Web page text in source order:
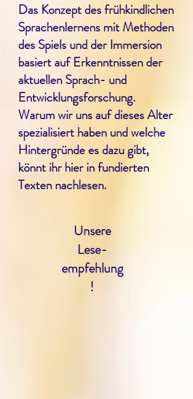
Das Konzept des frühkindlichen
Sprachenlernens mit Methoden
des Spiels und der Immersion
basiert auf Erkenntnissen der
aktuellen Sprach- und
Entwicklungsforschung.
Warum wir uns auf dieses Alter
spezialisiert haben und welche
Hintergründe es dazu gibt,
könnt ihr hier in fundierten
Texten nachlesen.
Unsere
Lese-
empfehlung
!